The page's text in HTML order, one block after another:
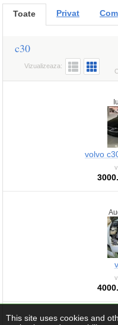
Toate Privat
c30
Vizualizeaza:
volvo
This site uses cookies and